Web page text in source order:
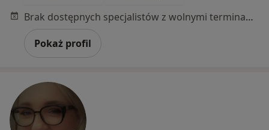
Brak dostępnych specjalistów z wolnymi terminami w tym centrum medycznym.
Pokaż profil